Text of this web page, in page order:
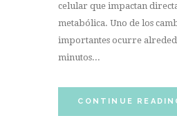
celular que impactan
metabólica. Uno de los
importantes ocurre
minutos...
CONTINUE